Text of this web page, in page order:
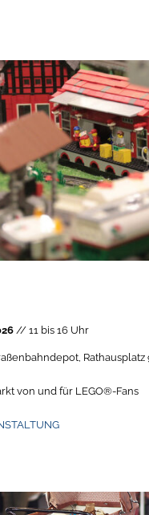
// 11 bis 16 Uhr
Rathausplatz
von und für LEGO®-Fans